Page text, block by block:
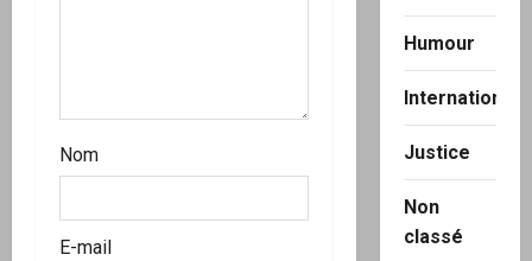
Nom
E-mail
Humour
International
Justice
Non
classé